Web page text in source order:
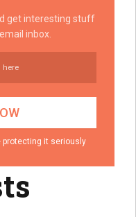
get interesting stuff
inbox.
protecting it seriously